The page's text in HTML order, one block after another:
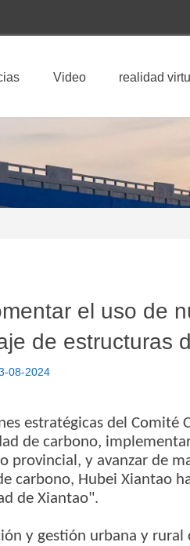
Video realidad
el uso de
de estructuras
08-2024
estratégicas del Comité
de carbono,
y avanzar de
carbono, Hubei Xiantao
de Xiantao".
y gestión urbana y rural